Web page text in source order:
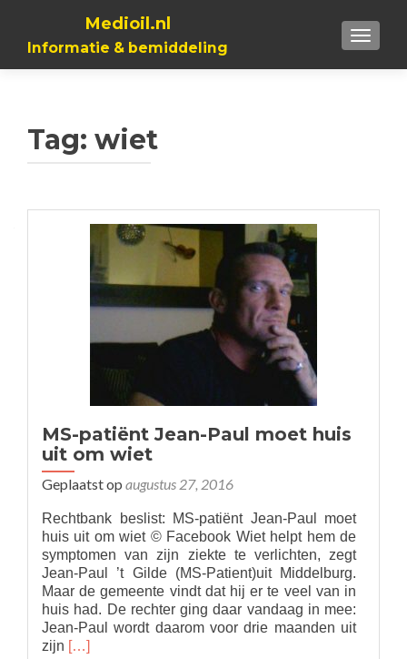
Medioil.nl
Informatie & bemiddeling
Tag: wiet
MS-patiënt Jean-Paul moet huis
uit om wiet
Geplaatst op augustus 27, 2016
Rechtbank beslist: MS-patiënt Jean-Paul moet
huis uit om wiet © Facebook Wiet helpt hem de
symptomen van zijn ziekte te verlichten, zegt
Jean-Paul ’t Gilde (MS-Patient)uit Middelburg.
Maar de gemeente vindt dat hij er te veel van in
huis had. De rechter ging daar vandaag in mee:
Jean-Paul wordt daarom voor drie maanden uit
zijn Read
[…]